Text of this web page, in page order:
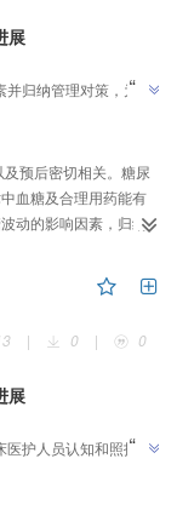
展
并归纳管理对策，为完
”
预后密切相关。糖尿
血糖及合理用药能有
动的影响因素，归纳
规范提供理论依据。
| 0 | 0
展
医护人员认知和照护质
”